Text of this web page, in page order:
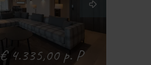
€ 4.335,00 p. P